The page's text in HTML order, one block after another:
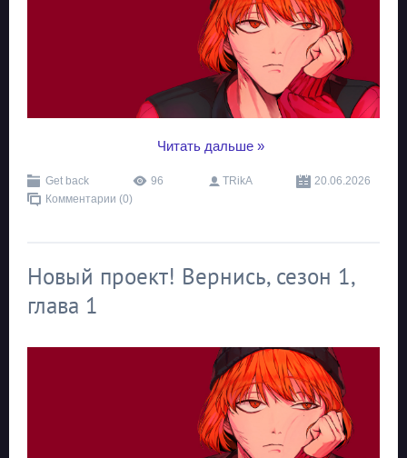
Читать дальше »
Get back 96 TRikA
20.06.2026
Комментарии (0)
Новый проект! Вернись, сезон 1,
глава 1